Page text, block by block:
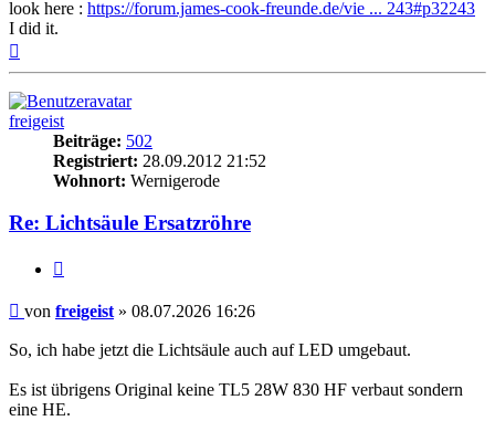
look here : https://forum.james-cook-freunde.de/vie ... 243#p32243
I did it.
freigeist
Beiträge: 502
Registriert: 28.09.2012 21:52
Wohnort: Wernigerode
Re: Lichtsäule Ersatzröhre
Beitrag
von freigeist » 08.07.2026 16:26
So, ich habe jetzt die Lichtsäule auch auf LED umgebaut.
Es ist übrigens Original keine TL5 28W 830 HF verbaut sondern
eine HE.